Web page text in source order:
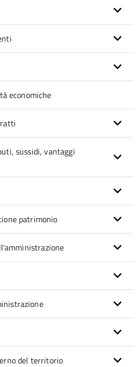
economiche
sussidi, vantaggi
patrimonio
del territorio